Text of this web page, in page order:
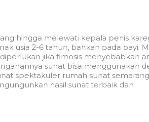
hingga melewati kepala penis
usia 2-6 tahun, bahkan pada bayi.
jika fimosis menyebabkan
sunat bisa menggunakan
spektakuler rumah sunat
hasil sunat terbaik dan